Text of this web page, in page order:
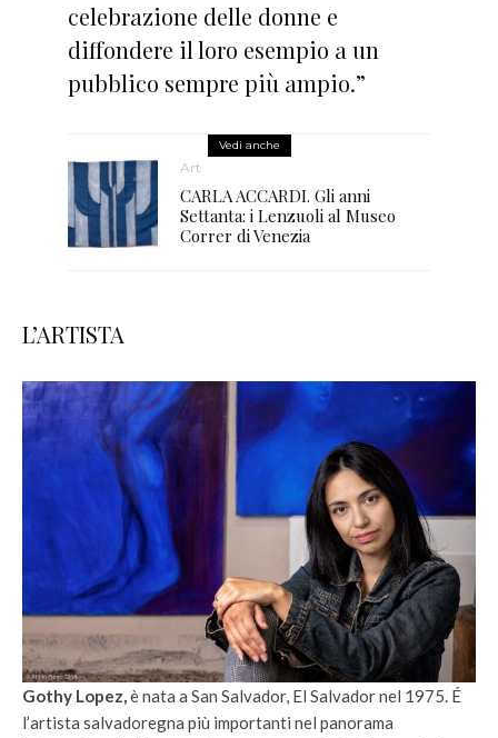
celebrazione delle donne e
diffondere il loro esempio a un
pubblico sempre più ampio.”
Vedi anche
Art
CARLA ACCARDI. Gli anni
Settanta: i Lenzuoli al Museo
Correr di Venezia
L’ARTISTA
Gothy Lopez,è nata a San Salvador, El Salvador nel 1975. É
l’artista salvadoregna più importanti nel panorama